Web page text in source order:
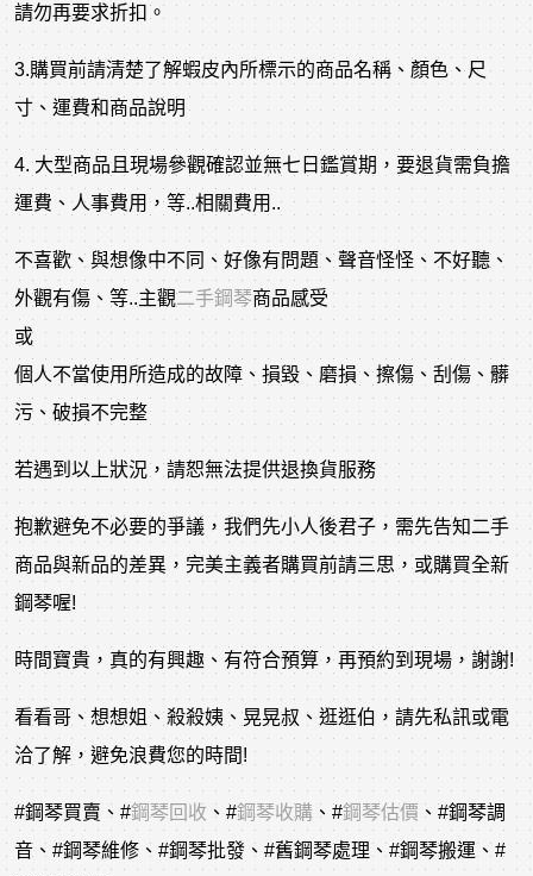
請勿再要求折扣。
3.購買前請清楚了解蝦皮內所標示的商品名稱、顏色、尺
寸、運費和商品說明
4. 大型商品且現場參觀確認並無七日鑑賞期，要退貨需負擔
運費、人事費用，等..相關費用..
不喜歡、與想像中不同、好像有問題、聲音怪怪、不好聽、
外觀有傷、等..主觀二手鋼琴商品感受
或
個人不當使用所造成的故障、損毀、磨損、擦傷、刮傷、髒
污、破損不完整
若遇到以上狀況，請恕無法提供退換貨服務
抱歉避免不必要的爭議，我們先小人後君子，需先告知二手
商品與新品的差異，完美主義者購買前請三思，或購買全新
鋼琴喔!
時間寶貴，真的有興趣、有符合預算，再預約到現場，謝謝!
看看哥、想想姐、殺殺姨、晃晃叔、逛逛伯，請先私訊或電
洽了解，避免浪費您的時間!
#鋼琴買賣 、 #鋼琴回收 、 #鋼琴收購 、 #鋼琴估價 、 #鋼琴調
音 、 #鋼琴維修 、 #鋼琴批發 、 #舊鋼琴處理、#鋼琴搬運、#